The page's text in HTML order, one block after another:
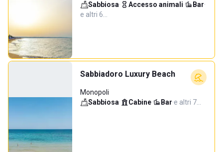
Sabbiosa· Accesso animali· Bar·
e altri 6…
Sabbiadoro Luxury Beach
Monopoli
Sabbiosa· Cabine· Bar·e altri 7…